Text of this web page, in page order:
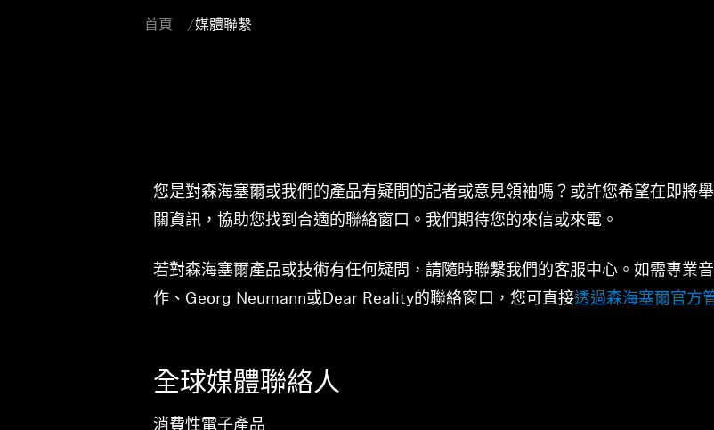
首頁 媒體聯繫
您是對森海塞爾或我們的產品有疑問的記者或意見領袖嗎？或許您希望在即將
關資訊，協助您找到合適的聯絡窗口。我們期待您的來信或來電。
若對森海塞爾產品或技術有任何疑問，請隨時聯繫我們的客服中心。如需專業
作、Georg Neumann或Dear Reality的聯絡窗口，您可直接透過森海塞爾官方
全球媒體聯絡人
消費性電子產品